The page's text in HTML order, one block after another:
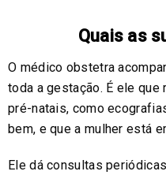
Quais as
O médico obstetra
toda a gestação. É ele
pré-natais, como
bem, e que a mulher está
Ele dá consultas